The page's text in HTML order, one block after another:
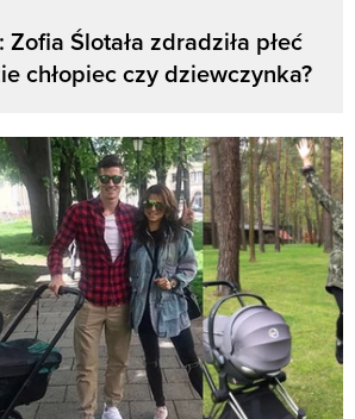
Zofia Ślotała zdradziła płeć
chłopiec czy dziewczynka?